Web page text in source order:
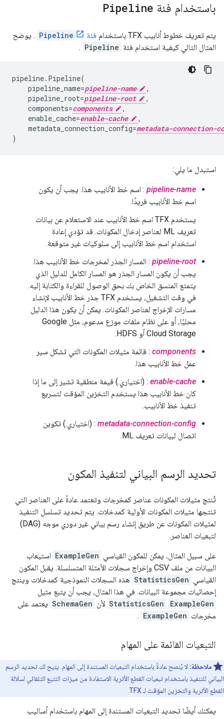
باستخدام فئة Pipeline
يتم تعريف خطوط أنابيب TFX باستخدام فئة Pipeline . يوضح
المثال التالي كيفية استخدام فئة Pipeline
.
pipeline.Pipeline(
    pipeline_name=
pipeline-name
,
    pipeline_root=
pipeline-root
,
    components=
components
,
    enable_cache=
enable-cache
,
    metadata_connection_config=
metadata-connection-
)
استبدل ما يلي:
pipeline-name : اسم خط الأنابيب هذا. يجب أن يكون
اسم خط الأنابيب فريدًا.
يستخدم TFX اسم خط الأنابيب عند الاستعلام عن بيانات
تعريف ML لعناصر إدخال المكونات. قد تؤدي إعادة
استخدام اسم خط الأنابيب إلى سلوكيات غير متوقعة.
pipeline-root : المسار الجذر لمخرجات خط الأنابيب هذا.
يجب أن يكون المسار الجذر هو المسار الكامل للدليل الذي
يتمتع المنسق الخاص بك بحق الوصول للقراءة والكتابة إليه.
في وقت التشغيل، يستخدم TFX جذر خط الأنابيب لإنشاء
مسارات الإخراج لعناصر المكونات. يمكن أن يكون هذا الدليل
محليًا، أو على نظام ملفات موزع مدعوم، مثل Google
Cloud Storage أو HDFS.
components : قائمة مثيلات المكونات التي تشكل سير
عمل خط الأنابيب هذا.
enable-cache : (اختياري.) قيمة منطقية تشير إلى ما إذا
كان خط الأنابيب هذا يستخدم التخزين المؤقت لتسريع
تنفيذ خط الأنابيب.
metadata-connection-config : (اختياري.) تكوين
اتصال لبيانات تعريف ML.
تحديد الرسم البياني لتنفيذ المكون
تُنتج مثيلات المكونات عناصر كمخرجات وتعتمد عادةً على العناصر التي
تنتجها مثيلات المكونات الأولية كمدخلات. يتم تحديد تسلسل التنفيذ
لمثيلات المكونات عن طريق إنشاء رسم بياني غير دوري موجه (DAG)
لتبعيات العناصر.
على سبيل المثال، يمكن للمكون القياسي ExampleGen استيعاب
البيانات من ملف CSV وإخراج سجلات الأمثلة المتسلسلة. يقبل المكون
القياسي StatisticsGen هذه السجلات النموذجية كمدخلات وينتج
إحصائيات مجموعة البيانات. في هذا المثال، يجب أن يتبع مثيل
StatisticsGen
ExampleGen لأن SchemaGen يعتمد على
مخرجات ExampleGen
.
التبعيات القائمة على المهام
ملاحظة: لا يُنصح عادةً باستخدام التبعيات المستندة إلى المهام. يتيح لك تحديد الرسم
البياني للتنفيذ باستخدام تبعيات القطع الأثرية الاستفادة من ميزات التتبع التلقائي لسلالة
القطع الأثرية والتخزين المؤقت لـ TFX.
يمكنك أيضًا تحديد التبعيات المستندة إلى المهام باستخدام أساليب